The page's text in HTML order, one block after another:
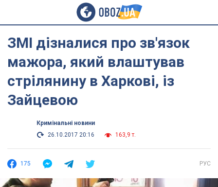
ЗМІ дізналися про зв'язок
мажора, який влаштував
стрілянину в Харкові, із
Зайцевою
Кримінальні новини
26.10.2017 20:16
163,9 т.
175 РУС